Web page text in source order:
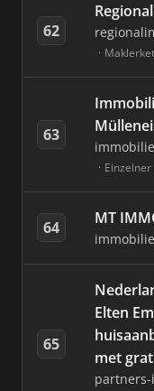
62
63
64 MT
65
Elten
met